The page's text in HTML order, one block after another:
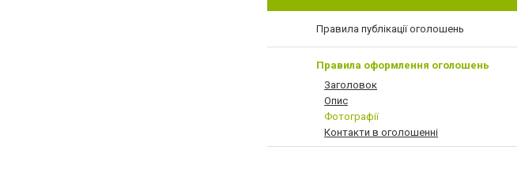
Правила публікації оголошень
Правила оформлення оголошень
Заголовок
Опис
Фотографії
Контакти в оголошенні